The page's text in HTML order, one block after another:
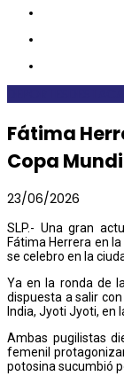
Fátima
Copa
23/06/2026
SLP.- Una gran
Fátima Herrera en
se celebro en la
Ya en la ronda de
dispuesta a salir
India, Jyoti Jyoti, en
Ambas pugilistas
femenil
potosina sucumbió